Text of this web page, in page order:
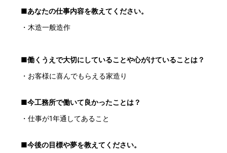
■あなたの仕事内容を教えてください。
・木造一般造作
■働くうえで大切にしていることや心がけていることは？
・お客様に喜んでもらえる家造り
■今工務所で働いて良かったことは？
・仕事が1年通してあること
■今後の目標や夢を教えてください。